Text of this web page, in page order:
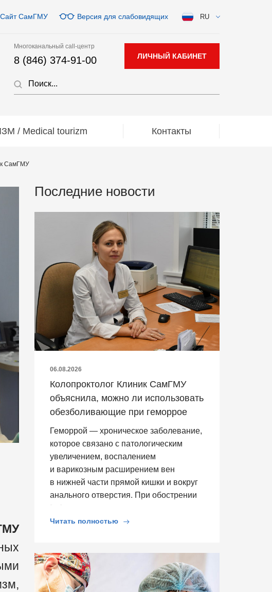
Сайт СамГМУ Версия для слабовидящих RU
Многоканальный call-центр
8 (846) 374-91-00 ЛИЧНЫЙ КАБИНЕТ
/ Medical tourizm Контакты
СамГМУ
Последние новости
06.08.2026
Колопроктолог Клиник СамГМУ
объяснила, можно ли использовать
обезболивающие при геморрое
Геморрой — хроническое заболевание,
которое связано с патологическим
увеличением, воспалением
и варикозным расширением вен
в нижней части прямой кишки и вокруг
анального отверстия. При обострении
Читать полностью